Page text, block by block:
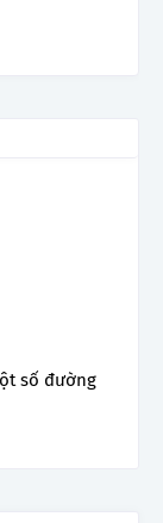
số đường